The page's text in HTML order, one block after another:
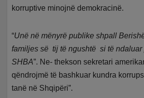
korruptive minojnë demokracinë.
“Unë në mënyrë publike shpall
familjes së tij të ngushtë si të ndaluar
SHBA”. Ne- thekson sekretari
qëndrojmë të bashkuar kundra
tanë në Shqipëri”.